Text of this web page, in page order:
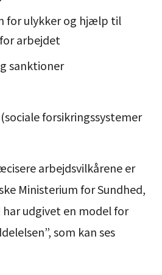
for ulykker og hjælp til
arbejdet
sanktioner
forsikringssystemer
arbejdsvilkårene er
Ministerium for Sundhed,
udgivet en model for
som kan ses